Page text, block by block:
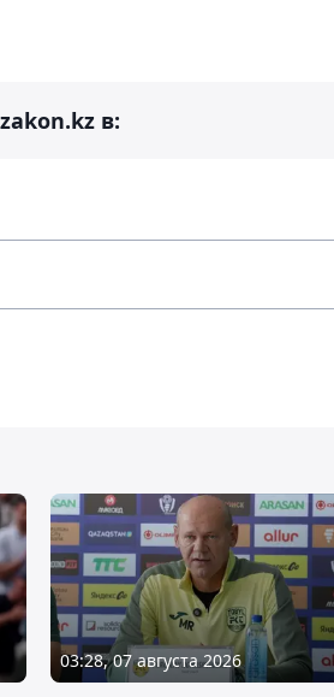
в:
03:28, 07 августа 2026